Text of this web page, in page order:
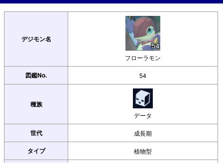
デジモン名
フローラモン
図鑑No. 54
種族
データ
世代 成長期
タイプ 植物型